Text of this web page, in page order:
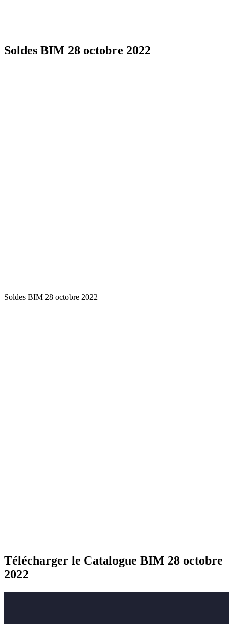
Soldes BIM 28 octobre 2022
Soldes BIM 28 octobre 2022
Télécharger le Catalogue BIM 28 octobre
2022